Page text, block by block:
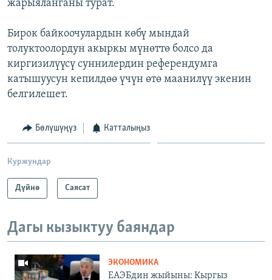
жарыяланганы турат.
Бирок байкоочулардын көбү мындай
толуктоолордун акыркы мүнөттө болсо да
киргизилүүсү суннилердин референдумга
катышуусун кепилдөө үчүн өтө маанилүү экенин
белгилешет.
Бөлүшүңүз Катталыңыз
Куржундар
Дүйнө Саясат
Дагы кызыктуу баяндар
ЭКОНОМИКА
ЕАЭБдин жыйыны: Кыргыз